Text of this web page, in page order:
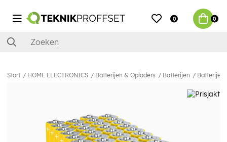
0 0
Start HOME ELECTRONICS Batterijen & Opladers Batterijen Batterijen